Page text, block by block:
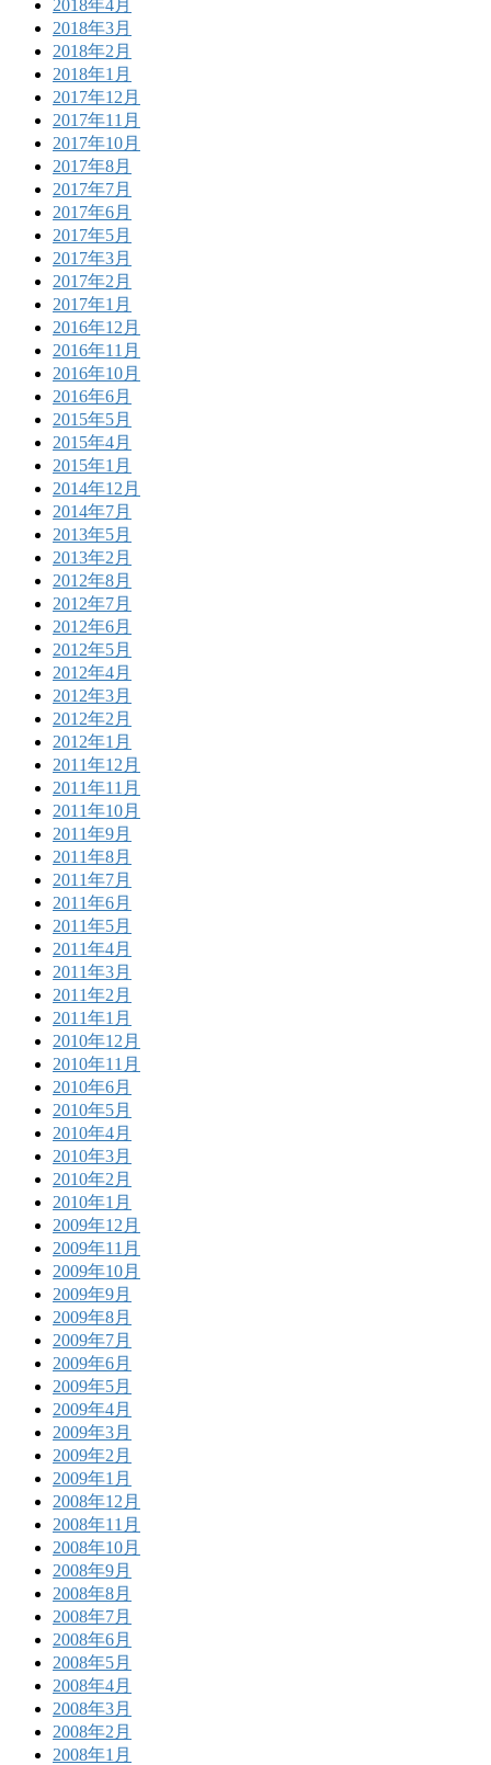
2018年4月
2018年3月
2018年2月
2018年1月
2017年12月
2017年11月
2017年10月
2017年8月
2017年7月
2017年6月
2017年5月
2017年3月
2017年2月
2017年1月
2016年12月
2016年11月
2016年10月
2016年6月
2015年5月
2015年4月
2015年1月
2014年12月
2014年7月
2013年5月
2013年2月
2012年8月
2012年7月
2012年6月
2012年5月
2012年4月
2012年3月
2012年2月
2012年1月
2011年12月
2011年11月
2011年10月
2011年9月
2011年8月
2011年7月
2011年6月
2011年5月
2011年4月
2011年3月
2011年2月
2011年1月
2010年12月
2010年11月
2010年6月
2010年5月
2010年4月
2010年3月
2010年2月
2010年1月
2009年12月
2009年11月
2009年10月
2009年9月
2009年8月
2009年7月
2009年6月
2009年5月
2009年4月
2009年3月
2009年2月
2009年1月
2008年12月
2008年11月
2008年10月
2008年9月
2008年8月
2008年7月
2008年6月
2008年5月
2008年4月
2008年3月
2008年2月
2008年1月